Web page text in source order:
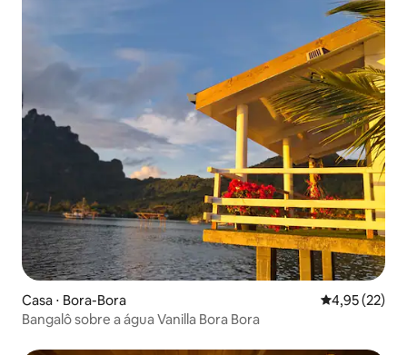
Casa ⋅ Bora-Bora 4,95 de uma
4,95 (22)
Bangalô sobre a água Vanilla Bora Bora